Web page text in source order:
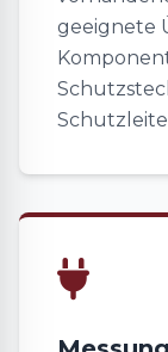
geeignete